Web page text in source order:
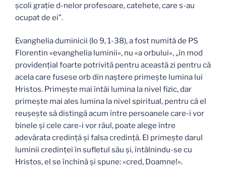
şcoli graţie d-nelor profesoare, catehete, care s-au
ocupat de ei”.
Evanghelia duminicii (Io 9, 1-38), a fost numită de PS
Florentin «evanghelia luminii», nu «a orbului», „în mod
providenţial foarte potrivită pentru această zi pentru că
acela care fusese orb din naştere primeşte lumina lui
Hristos. Primeşte mai întâi lumina la nivel fizic, dar
primeşte mai ales lumina la nivel spiritual, pentru că el
reuşeşte să distingă acum între persoanele care-i vor
binele şi cele care-i vor răul, poate alege între
adevărata credinţă şi falsa credinţă. El primeşte darul
luminii credinţei în sufletul său şi, întâlnindu-se cu
Hristos, el se închină şi spune: «cred, Doamne!».